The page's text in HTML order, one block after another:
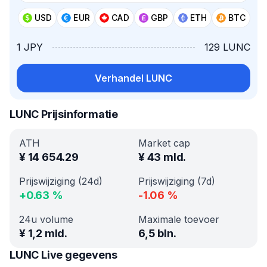
USD EUR CAD GBP ETH BTC
1 JPY 129 LUNC
Verhandel LUNC
LUNC Prijsinformatie
ATH
¥ 14 654.29
Market cap
¥43 mld.
Prijswijziging (24d)
+0.63 %
Prijswijziging (7d)
-1.06 %
24u volume
¥ 1,2 mld.
Maximale toevoer
6,5 bln.
LUNC Live gegevens